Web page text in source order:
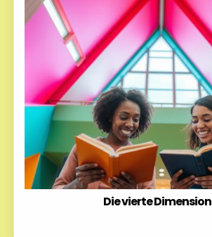
Die vierte Dimension